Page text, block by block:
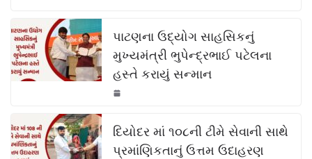
k
c
e
b
o
o
k
at
s
A
p
p
y
Li
n
k
e
પાટણના ઉદ્યોગ સાહસિકનું
મુખ્યમંત્રી ભુપેન્દ્રભાઈ પટેલના
હસ્તે કરાયું સન્માન
દિયોદર માં ૧૦૮ની ટીમે સેવાની સાથે
પ્રમાંણિકતાનું ઉત્તમ ઉદાહરણ